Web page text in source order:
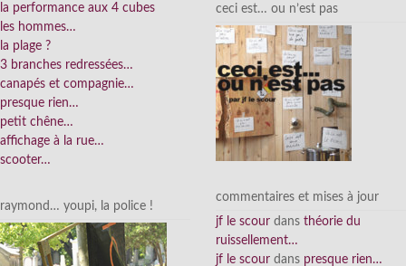
la performance aux 4 cubes
les hommes…
la plage ?
3 branches redressées…
canapés et compagnie…
presque rien…
petit chêne…
affichage à la rue…
scooter…
raymond… youpi, la police !
ceci est… ou n’est pas
commentaires et mises à jour
jf le scour dans théorie du
ruissellement…
jf le scour dans presque rien…